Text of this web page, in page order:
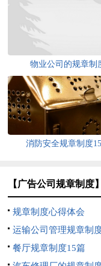
物业公司的规章制
消防安全规章制度
【广告公司规章制度
规章制度心得体会
运输公司管理规章制
餐厅规章制度15篇